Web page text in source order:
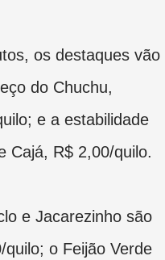
os destaques vão
do Chuchu,
e a estabilidade
Cajá, R$ 2,00/quilo.
e Jacarezinho são
o Feijão Verde